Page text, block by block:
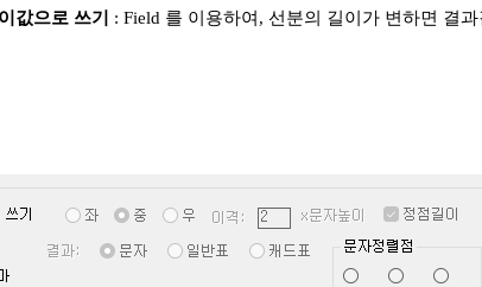
값으로 쓰기
: Field 를 이용하여, 선분의 길이가 변하면 결